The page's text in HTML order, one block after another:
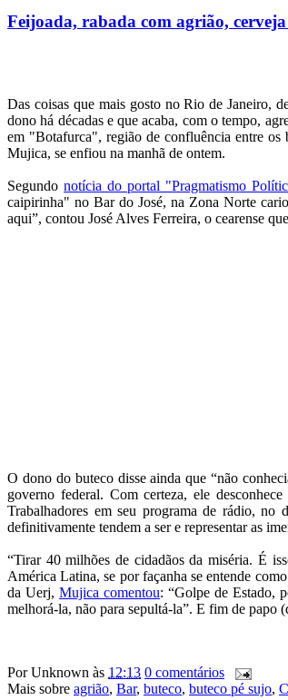
Feijoada, rabada com agrião,
Das coisas que mais gosto no Rio de Janeiro,
dono há décadas e que acaba, com o tempo,
em "Botafurca", região de confluência entre os
Mujica, se enfiou na manhã de ontem.
Segundonotícia do portal "Pragmatismo
caipirinha" no Bar do José, na Zona Norte
aqui”, contou José Alves Ferreira, o cearense
O dono do buteco disse ainda que “não
governo federal. Com certeza, ele
Trabalhadores em seu programa de rádio,
definitivamente tendem a ser e representar as
“Tirar 40 milhões de cidadãos da miséria. É
América Latina, se por façanha se entende
da Uerj,Mujica comentou: “Golpe de Estado,
melhorá-la, não para sepultá-la”. E fim de papo
PorUnknown às 12:13 0 comentários
Mais sobre agrião, Bar, buteco, buteco pé sujo,